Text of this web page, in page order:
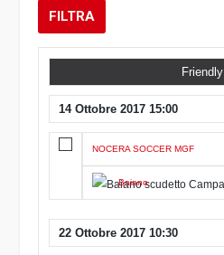
FILTRA
Friendly
14 Ottobre 2017 15:00
NOCERA SOCCER MGF
Baiano
22 Ottobre 2017 10:30